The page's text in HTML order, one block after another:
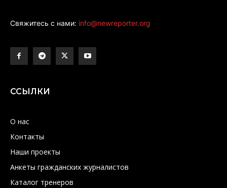
Свяжитесь с нами: info@newreporter.org
ССЫЛКИ
О нас
Контакты
Наши проекты
Анкеты гражданских журналистов
Каталог тренеров